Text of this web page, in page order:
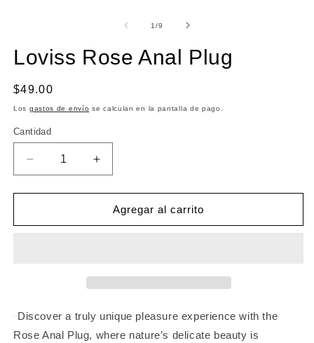
una
ventana
1/de
9
Loviss Rose Anal Plug
Precio
habitual
$49.00
Los gastos de envío se calculan en la pantalla de pago.
Cantidad
Cantidad
Reducir
cantidad
para
Rose
Aumentar
cantidad
para
Loviss
Rose
Agregar al carrito
Discover a truly unique pleasure experience with the
Rose Anal Plug, where nature’s delicate beauty is